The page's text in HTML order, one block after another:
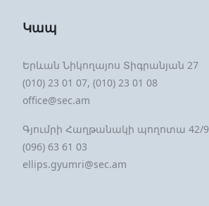
Կապ
Երևան Նիկողայոս Տիգրանյան 27
(010) 23 01 07, (010) 23 01 08
office@sec.am
Գյումրի Հաղթանակի պողոտա 42/9
(096) 63 61 03
ellips.gyumri@sec.am